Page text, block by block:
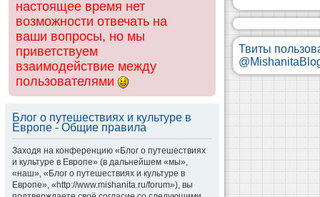
настоящее время нет
возможности отвечать на
ваши вопросы, но мы
приветствуем
взаимодействие между
пользователями
Блог о путешествиях и культуре в
Европе - Общие правила
Заходя на конференцию «Блог о путешествиях
и культуре в Европе» (в дальнейшем «мы»,
«наш», «Блог о путешествиях и культуре в
Европе», «http://www.mishanita.ru/forum»), вы
Твиты